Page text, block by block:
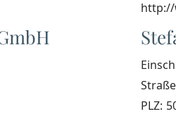
http://
PLZ: